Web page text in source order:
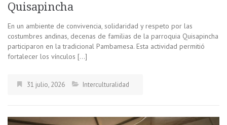
Quisapincha
En un ambiente de convivencia, solidaridad y respeto por las
costumbres andinas, decenas de familias de la parroquia Quisapincha
participaron en la tradicional Pambamesa. Esta actividad permitió
fortalecer los vínculos […]
31 julio, 2026 Interculturalidad